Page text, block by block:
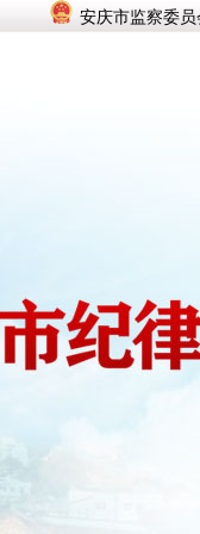
安庆市监察委